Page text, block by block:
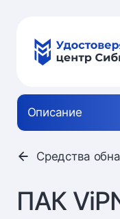
Описание
Средства
ПАК